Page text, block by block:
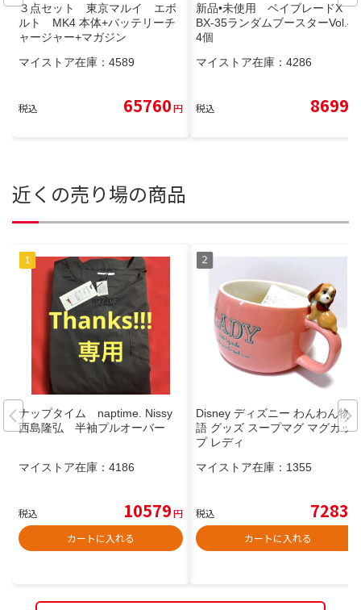
３点セット 東京マルイ エボ
ルト MK4 本体+バッテリーチ
ャージャー+マガジン
マイストア在庫： 4589
税込 65760円
新品•未使用 ベイブレードX
BX-35ランダムブースターVol.4
4個
マイストア在庫： 4286
税込 8699
近くの売り場の商品
ナップタイム naptime. Nissy
西島隆弘 半袖プルオーバー
マイストア在庫： 4186
税込 10579円
カートに入れる
Disney ディズニー わんわん物
語 グッズ スープマグ マグカッ
プ レディ
マイストア在庫： 1355
税込 7283
カートに入れる